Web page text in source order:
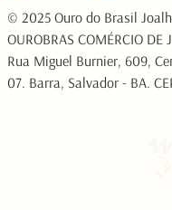
© 2025 Ouro do Brasil
OUROBRAS COMÉRCIO
Rua Miguel Burnier, 609,
07. Barra, Salvador - BA.